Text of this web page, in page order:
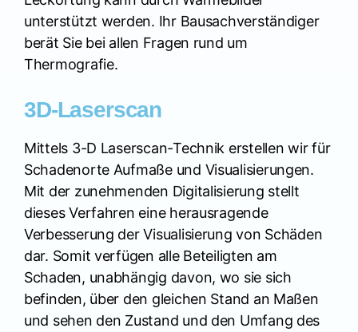
unterstützt werden. Ihr Bausachverständiger
berät Sie bei allen Fragen rund um
Thermografie.
3D-Laserscan
Mittels 3-D Laserscan-Technik erstellen wir für
Schadenorte Aufmaße und Visualisierungen.
Mit der zunehmenden Digitalisierung stellt
dieses Verfahren eine herausragende
Verbesserung der Visualisierung von Schäden
dar. Somit verfügen alle Beteiligten am
Schaden, unabhängig davon, wo sie sich
befinden, über den gleichen Stand an Maßen
und sehen den Zustand und den Umfang des